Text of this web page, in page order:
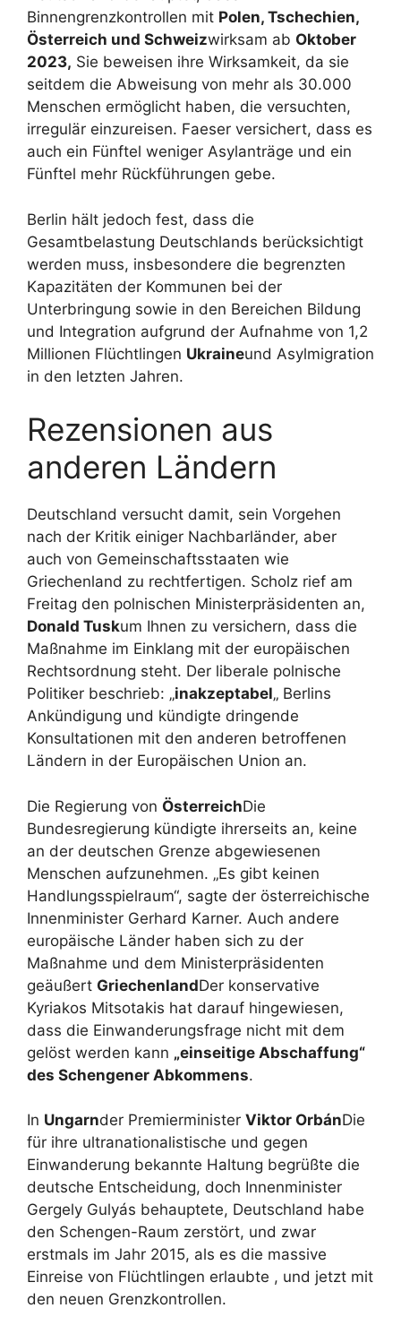
Binnengrenzkontrollen mit Polen, Tschechien,
Österreich und Schweizwirksam ab Oktober
2023, Sie beweisen ihre Wirksamkeit, da sie
seitdem die Abweisung von mehr als 30.000
Menschen ermöglicht haben, die versuchten,
irregulär einzureisen. Faeser versichert, dass es
auch ein Fünftel weniger Asylanträge und ein
Fünftel mehr Rückführungen gebe.
Berlin hält jedoch fest, dass die
Gesamtbelastung Deutschlands berücksichtigt
werden muss, insbesondere die begrenzten
Kapazitäten der Kommunen bei der
Unterbringung sowie in den Bereichen Bildung
und Integration aufgrund der Aufnahme von 1,2
Millionen Flüchtlingen Ukraineund Asylmigration
in den letzten Jahren.
Rezensionen aus
anderen Ländern
Deutschland versucht damit, sein Vorgehen
nach der Kritik einiger Nachbarländer, aber
auch von Gemeinschaftsstaaten wie
Griechenland zu rechtfertigen. Scholz rief am
Freitag den polnischen Ministerpräsidenten an,
Donald Tuskum Ihnen zu versichern, dass die
Maßnahme im Einklang mit der europäischen
Rechtsordnung steht. Der liberale polnische
Politiker beschrieb: „inakzeptabel„ Berlins
Ankündigung und kündigte dringende
Konsultationen mit den anderen betroffenen
Ländern in der Europäischen Union an.
Die Regierung von ÖsterreichDie
Bundesregierung kündigte ihrerseits an, keine
an der deutschen Grenze abgewiesenen
Menschen aufzunehmen. „Es gibt keinen
Handlungsspielraum“, sagte der österreichische
Innenminister Gerhard Karner. Auch andere
europäische Länder haben sich zu der
Maßnahme und dem Ministerpräsidenten
geäußert GriechenlandDer konservative
Kyriakos Mitsotakis hat darauf hingewiesen,
dass die Einwanderungsfrage nicht mit dem
gelöst werden kann „einseitige Abschaffung“
des Schengener Abkommens.
In Ungarnder Premierminister Viktor OrbánDie
für ihre ultranationalistische und gegen
Einwanderung bekannte Haltung begrüßte die
deutsche Entscheidung, doch Innenminister
Gergely Gulyás behauptete, Deutschland habe
den Schengen-Raum zerstört, und zwar
erstmals im Jahr 2015, als es die massive
Einreise von Flüchtlingen erlaubte , und jetzt mit
den neuen Grenzkontrollen.